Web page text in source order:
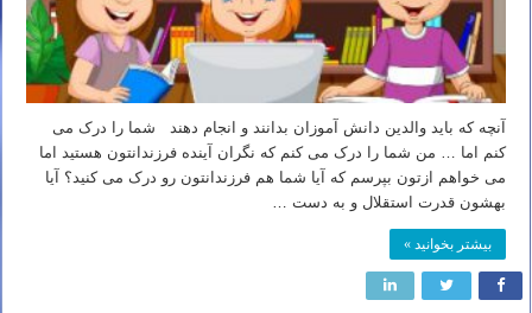
آنچه که باید والدین دانش آموزان بدانند و انجام دهند شما را درک می
کنم اما … من شما را درک می کنم که نگران آینده فرزندانتون هستید اما
می خواهم ازتون بپرسم که آیا شما هم فرزندانتون رو درک می کنید؟ آیا
بهشون قدرت استقلال و به دست …
بیشتر بخوانید »